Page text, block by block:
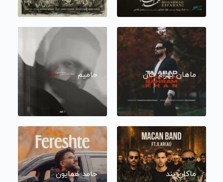
ماهان بهرام خان حامیم
ماکان بند حامد همایون